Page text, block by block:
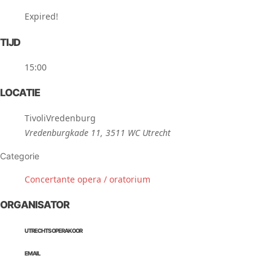
Expired!
TIJD
15:00
LOCATIE
TivoliVredenburg
Vredenburgkade 11, 3511 WC Utrecht
Categorie
Concertante opera / oratorium
ORGANISATOR
UTRECHTS OPERAKOOR
EMAIL